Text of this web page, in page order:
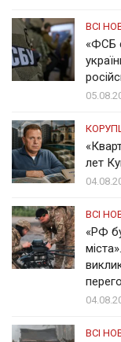
ВСІ
«ФСБ
лет
ВСІ
«РФ
ВСІ